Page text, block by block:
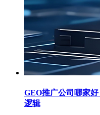
GEO推广公司哪家
逻辑